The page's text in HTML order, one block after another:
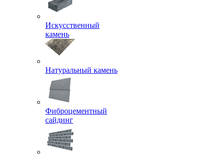
Искусственный
камень
Натуральный камень
Фиброцементный
сайдинг